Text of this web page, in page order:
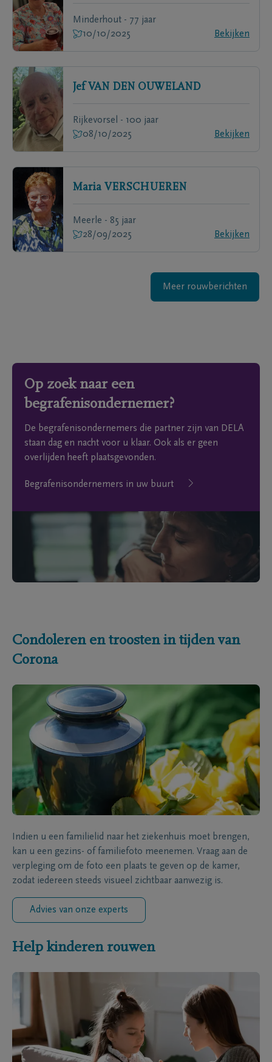
Minderhout - 77 jaar
10/10/2025
Bekijken
Jef VAN DEN OUWELAND
Rijkevorsel - 100 jaar
08/10/2025
Bekijken
Maria VERSCHUEREN
Meerle - 85 jaar
28/09/2025
Bekijken
Meer rouwberichten
Op zoek naar een
begrafenisondernemer?
De begrafenisondernemers die partner zijn van DELA
staan dag en nacht voor u klaar. Ook als er geen
overlijden heeft plaatsgevonden.
Begrafenisondernemers in uw buurt
Condoleren en troosten in tijden van
Corona
Indien u een familielid naar het ziekenhuis moet brengen,
kan u een gezins- of familiefoto meenemen. Vraag aan de
verpleging om de foto een plaats te geven op de kamer,
zodat iedereen steeds visueel zichtbaar aanwezig is.
Advies van onze experts
Help kinderen rouwen